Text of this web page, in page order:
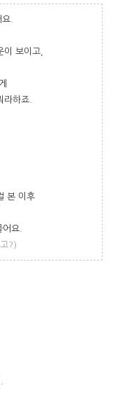
.
이 보이고,
라하죠.
본 이후
요.
?)